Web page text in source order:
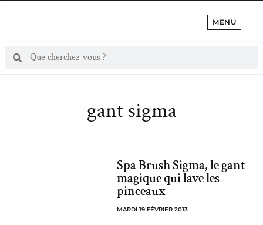
MENU
gant sigma
Spa Brush Sigma, le gant
magique qui lave les
pinceaux
MARDI 19 FÉVRIER 2013